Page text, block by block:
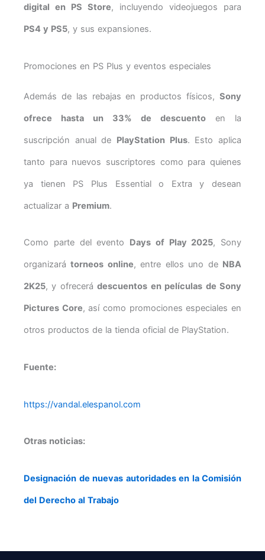
digital en PS Store, incluyendo videojuegos para
PS4 y PS5, y sus expansiones.
Promociones en PS Plus y eventos especiales
Además de las rebajas en productos físicos, Sony
ofrece hasta un 33% de descuento en la
suscripción anual de PlayStation Plus. Esto aplica
tanto para nuevos suscriptores como para quienes
ya tienen PS Plus Essential o Extra y desean
actualizar a Premium.
Como parte del evento Days of Play 2025, Sony
organizarátorneos online, entre ellos uno de NBA
2K25, y ofrecerádescuentos en películas de Sony
Pictures Core, así como promociones especiales en
otros productos de la tienda oficial de PlayStation.
Fuente:
https://vandal.elespanol.com
Otras noticias:
Designación de nuevas autoridades en la Comisión
del Derecho al Trabajo